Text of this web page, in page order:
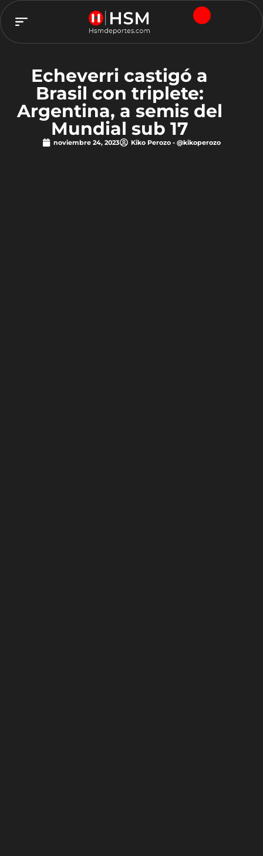
Echeverri castigó a
Brasil con triplete:
Argentina, a semis del
Mundial sub 17
noviembre 24, 2023 Kiko Perozo - @kikoperozo